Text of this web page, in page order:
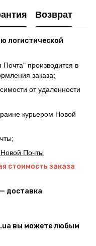
Возврат
логистической
производится в
заказа;
от удаленности
курьером Новой
Почты
стоимость заказа
доставка
вы можете любым